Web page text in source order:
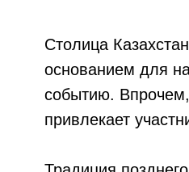
Столица
основанием для
событию.
привлекает